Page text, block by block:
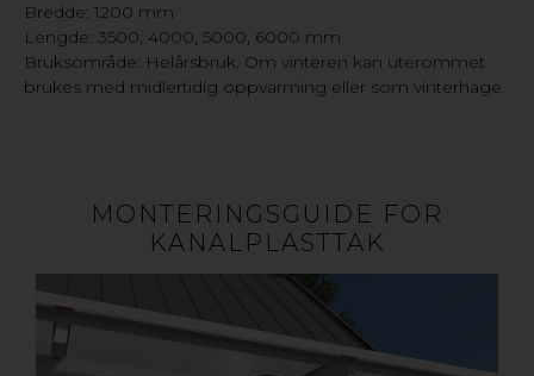
Bredde: 1200 mm
Lengde: 3500, 4000, 5000, 6000 mm
Bruksområde: Helårsbruk. Om vinteren kan uterommet
brukes med midlertidig oppvarming eller som vinterhage.
MONTERINGSGUIDE FOR
KANALPLASTTAK